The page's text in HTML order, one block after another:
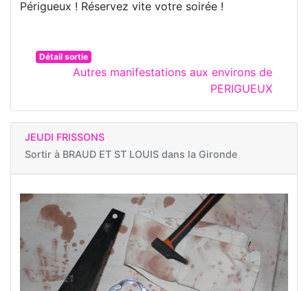
Périgueux ! Réservez vite votre soirée !
Détail sortie
Autres manifestations aux environs de
PERIGUEUX
JEUDI FRISSONS
Sortir à BRAUD ET ST LOUIS dans la Gironde